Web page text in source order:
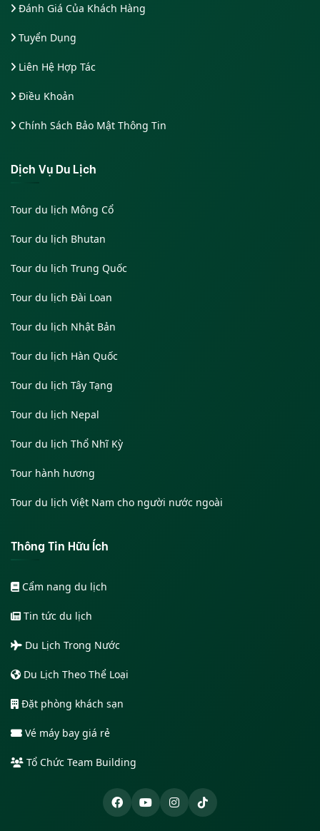
Đánh Giá Của Khách Hàng
Tuyển Dụng
Liên Hệ Hợp Tác
Điều Khoản
Chính Sách Bảo Mật Thông Tin
Dịch Vụ Du Lịch
Tour du lịch Mông Cổ
Tour du lịch Bhutan
Tour du lịch Trung Quốc
Tour du lịch Đài Loan
Tour du lịch Nhật Bản
Tour du lịch Hàn Quốc
Tour du lịch Tây Tạng
Tour du lịch Nepal
Tour du lịch Thổ Nhĩ Kỳ
Tour hành hương
Tour du lịch Việt Nam cho người nước ngoài
Thông Tin Hữu Ích
Cẩm nang du lịch
Tin tức du lịch
Du Lịch Trong Nước
Du Lịch Theo Thể Loại
Đặt phòng khách sạn
Vé máy bay giá rẻ
Tổ Chức Team Building